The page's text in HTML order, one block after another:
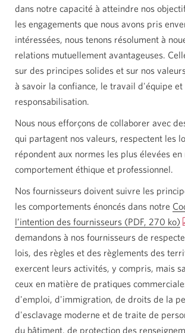
Faire affaire avec la Banque CIBC
dans notre capacité à atteindre nos
les engagements que nous avons pris
intéressées, nous tenons résolument à
relations mutuellement avantageuses.
sur des principes solides et sur nos
à savoir la confiance, le travail d'équipe et
responsabilisation.
Nous nous efforçons de collaborer avec
qui partagent nos valeurs, respectent les
répondent aux normes les plus élevées
comportement éthique et professionnel.
Nos fournisseurs doivent suivre les
les comportements énoncés dans notre
l’intention des fournisseurs (PDF, 270 ko)
demandons à nos fournisseurs de
lois, des règles et des règlements des
exercent leurs activités, y compris, mais
ceux en matière de pratiques
d'emploi, d'immigration, de droits de la
d'esclavage moderne et de traite de
du bâtiment, de protection des